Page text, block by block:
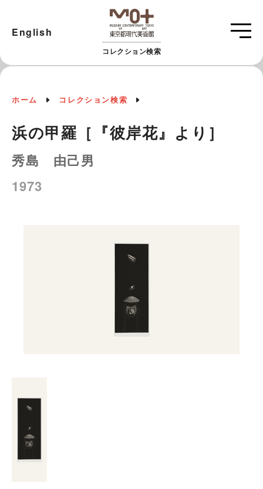
コレクション検索
English
ホーム コレクション検索
浜の甲羅［『彼岸花』より］
秀島 由己男
1973